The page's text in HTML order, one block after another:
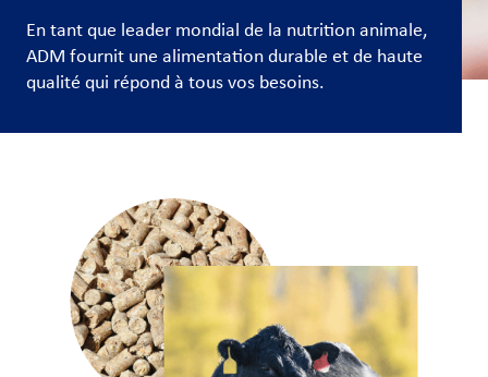
et
carrières
du client
Approvisionnement
Investisseurs
En tant que leader mondial de la nutrition animale,
ADM fournit une alimentation durable et de haute
qualité qui répond à tous vos besoins.